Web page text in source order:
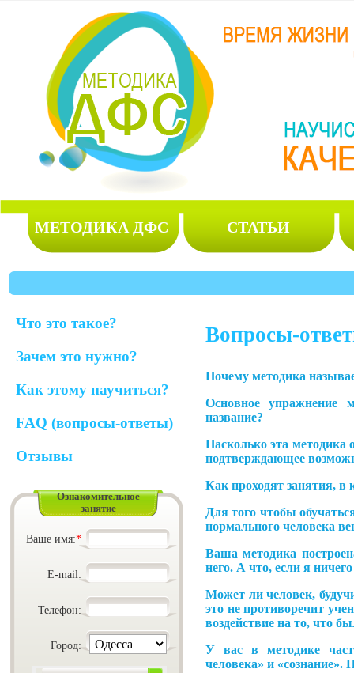
МЕТОДИКА ДФС СТАТЬИ
Что это такое?
Зачем это нужно?
Как этому научиться?
FAQ (вопросы-ответы)
Отзывы
Ознакомительное
занятие
Ваше имя:*
E-mail:
Телефон:
Город:
Вопросы-
Почему методика
Основное упражнение
название?
Насколько эта методика
подтверждающее
Как проходят занятия, в
Для того чтобы
нормального человека
Ваша методика
него. А что, если я
Может ли человек,
это не противоречит
воздействие на то, что
У вас в методике часто
человека» и